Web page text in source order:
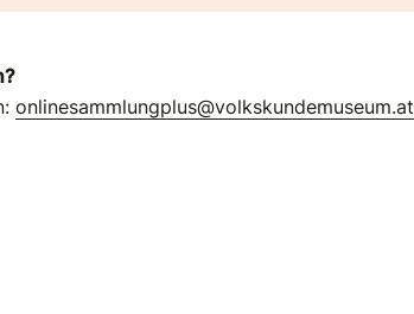
onlinesammlungplus@volkskundemuseum.at